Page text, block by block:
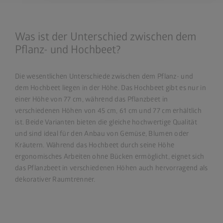
Was ist der Unterschied zwischen dem
Pflanz- und Hochbeet?
Die wesentlichen Unterschiede zwischen dem Pflanz- und
dem Hochbeet liegen in der Höhe. Das Hochbeet gibt es nur in
einer Höhe von 77 cm, während das Pflanzbeet in
verschiedenen Höhen von 45 cm, 61 cm und 77 cm erhältlich
ist. Beide Varianten bieten die gleiche hochwertige Qualität
und sind ideal für den Anbau von Gemüse, Blumen oder
Kräutern. Während das Hochbeet durch seine Höhe
ergonomisches Arbeiten ohne Bücken ermöglicht, eignet sich
das Pflanzbeet in verschiedenen Höhen auch hervorragend als
dekorativer Raumtrenner.